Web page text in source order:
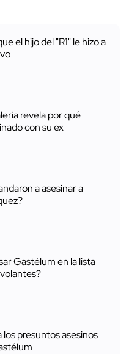
el hijo del "R1" le hizo a
revela por qué
con su ex
a asesinar a
Gastélum en la lista
presuntos asesinos